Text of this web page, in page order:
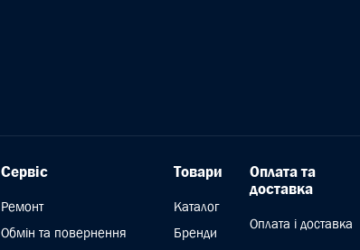
Сервіс
Ремонт
Обмін та повернення
Товари
Каталог
Бренди
Оплата та
доставка
Оплата і доставка